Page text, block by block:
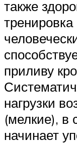
также
приливу
нагрузки
(мелкие), в
начинает